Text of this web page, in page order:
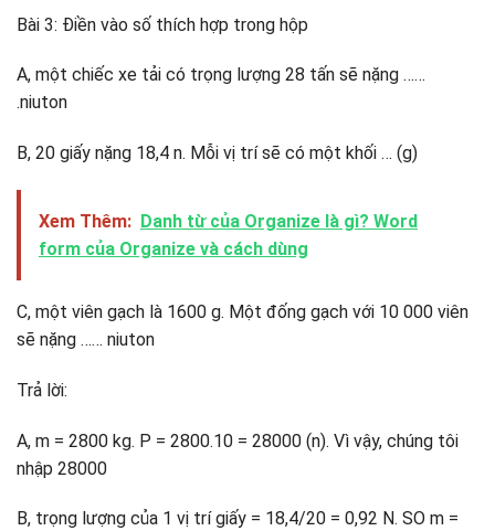
Bài 3: Điền vào số thích hợp trong hộp
A, một chiếc xe tải có trọng lượng 28 tấn sẽ nặng ……
.niuton
B, 20 giấy nặng 18,4 n. Mỗi vị trí sẽ có một khối … (g)
Xem Thêm: Danh từ của Organize là gì? Word
form của Organize và cách dùng
C, một viên gạch là 1600 g. Một đống gạch với 10 000 viên
sẽ nặng …… niuton
Trả lời:
A, m = 2800 kg. P = 2800.10 = 28000 (n). Vì vậy, chúng tôi
nhập 28000
B, trọng lượng của 1 vị trí giấy = 18,4/20 = 0,92 N. SO m =